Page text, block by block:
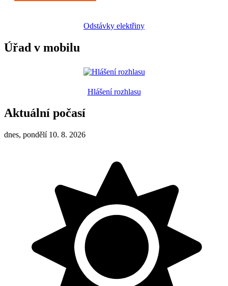
Odstávky elektřiny
Úřad v mobilu
Hlášení rozhlasu
Aktuální počasí
dnes, pondělí 10. 8. 2026